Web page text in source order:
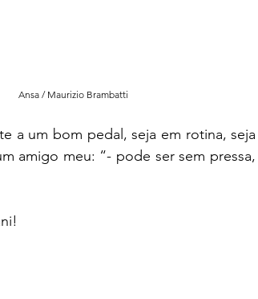
Ansa / Maurizio Brambatti
a um bom pedal, seja em rotina,
amigo meu: “- pode ser sem